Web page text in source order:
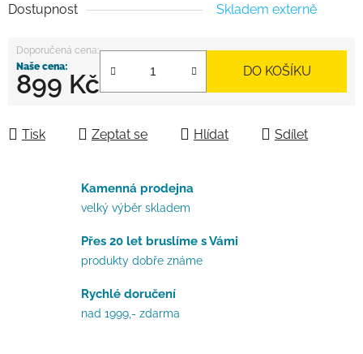
Dostupnost Skladem externě
899 Kč DO KOŠÍKU
Tisk Zeptat se Hlídat Sdílet
Kamenná prodejna
velký výběr skladem
Přes 20 let bruslíme s Vámi
produkty dobře známe
Rychlé doručení
nad 1999,- zdarma